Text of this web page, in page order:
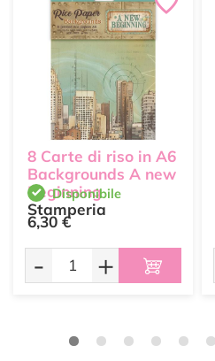
8 Carte di riso in A6
Backgrounds A new
Beginning
Stamperia
Disponibile
6,30 €
- +